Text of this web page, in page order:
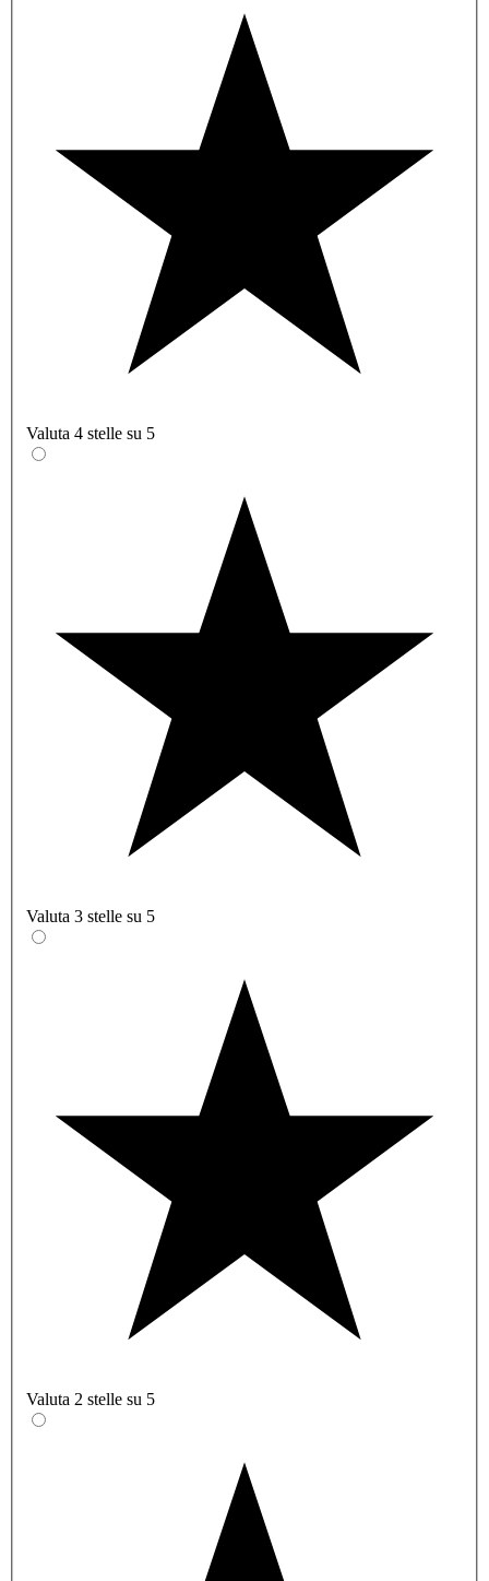
Valuta 4 stelle su 5
Valuta 3 stelle su 5
Valuta 2 stelle su 5